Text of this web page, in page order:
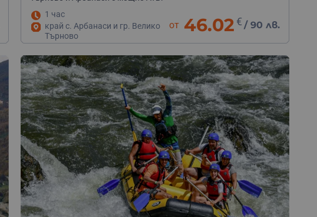
1 час
край с. Арбанаси и гр. Велико
Търново
от 46.02 € /90 лв.